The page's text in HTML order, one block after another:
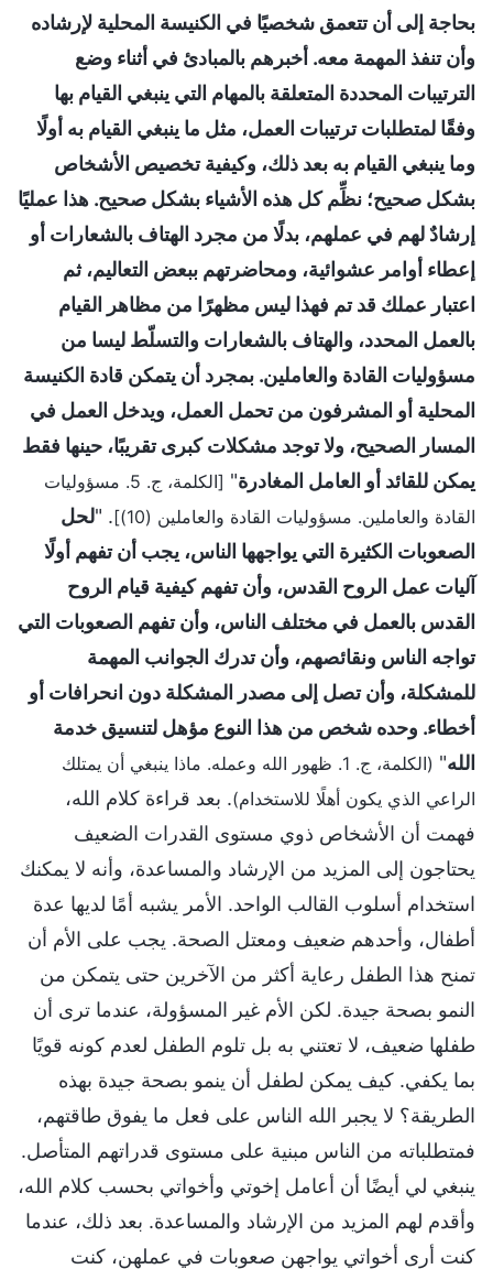
بحاجة إلى أن تتعمق شخصيًا في الكنيسة المحلية لإرشاده
وأن تنفذ المهمة معه. أخبرهم بالمبادئ في أثناء وضع
الترتيبات المحددة المتعلقة بالمهام التي ينبغي القيام بها
وفقًا لمتطلبات ترتيبات العمل، مثل ما ينبغي القيام به أولًا
وما ينبغي القيام به بعد ذلك، وكيفية تخصيص الأشخاص
بشكل صحيح؛ نظِّم كل هذه الأشياء بشكل صحيح. هذا عمليًا
إرشادٌ لهم في عملهم، بدلًا من مجرد الهتاف بالشعارات أو
إعطاء أوامر عشوائية، ومحاضرتهم ببعض التعاليم، ثم
اعتبار عملك قد تم فهذا ليس مظهرًا من مظاهر القيام
بالعمل المحدد، والهتاف بالشعارات والتسلّط ليسا من
مسؤوليات القادة والعاملين. بمجرد أن يتمكن قادة الكنيسة
المحلية أو المشرفون من تحمل العمل، ويدخل العمل في
المسار الصحيح، ولا توجد مشكلات كبرى تقريبًا، حينها فقط
يمكن للقائد أو العامل المغادرة"
[الكلمة، ج. 5. مسؤوليات
القادة والعاملين. مسؤوليات القادة والعاملين (10)]
. "لحل
الصعوبات الكثيرة التي يواجهها الناس، يجب أن تفهم أولًا
آليات عمل الروح القدس، وأن تفهم كيفية قيام الروح
القدس بالعمل في مختلف الناس، وأن تفهم الصعوبات التي
تواجه الناس ونقائصهم، وأن تدرك الجوانب المهمة
للمشكلة، وأن تصل إلى مصدر المشكلة دون انحرافات أو
أخطاء. وحده شخص من هذا النوع مؤهل لتنسيق خدمة
الله"
(الكلمة، ج. 1. ظهور الله وعمله. ماذا ينبغي أن يمتلك
الراعي الذي يكون أهلًا للاستخدام). بعد قراءة كلام الله،
فهمت أن الأشخاص ذوي مستوى القدرات الضعيف
يحتاجون إلى المزيد من الإرشاد والمساعدة، وأنه لا يمكنك
استخدام أسلوب القالب الواحد. الأمر يشبه أمًا لديها عدة
أطفال، وأحدهم ضعيف ومعتل الصحة. يجب على الأم أن
تمنح هذا الطفل رعاية أكثر من الآخرين حتى يتمكن من
النمو بصحة جيدة. لكن الأم غير المسؤولة، عندما ترى أن
طفلها ضعيف، لا تعتني به بل تلوم الطفل لعدم كونه قويًا
بما يكفي. كيف يمكن لطفل أن ينمو بصحة جيدة بهذه
الطريقة؟ لا يجبر الله الناس على فعل ما يفوق طاقتهم،
فمتطلباته من الناس مبنية على مستوى قدراتهم المتأصل.
ينبغي لي أيضًا أن أعامل إخوتي وأخواتي بحسب كلام الله،
وأقدم لهم المزيد من الإرشاد والمساعدة. بعد ذلك، عندما
كنت أرى أخواتي يواجهن صعوبات في عملهن، كنت